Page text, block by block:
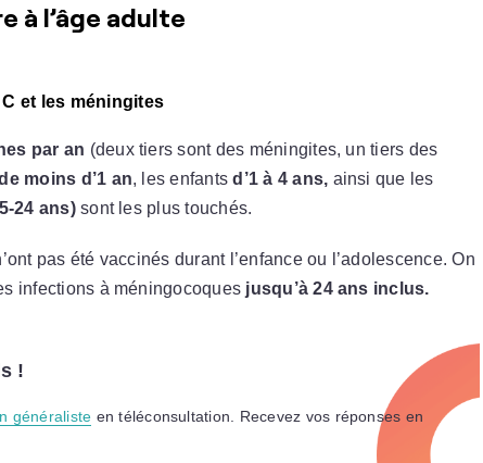
à l’âge adulte
et les méningites
par an (deux tiers sont des méningites, un tiers des
moins d’1 an, les enfantsd’1 à 4 ans, ainsi que les
24 ans)sont les plus touchés.
pas été vaccinés durant l’enfance ou l’adolescence. On
infections à méningocoques jusqu’à 24 ans inclus.
!
généraliste en téléconsultation. Recevez vos réponses en